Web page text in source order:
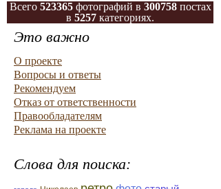
Всего 523365фотографий в 300758постах
в 5257 категориях.
Это важно
О проекте
Вопросы и ответы
Рекомендуем
Отказ от ответственности
Правообладателям
Реклама на проекте
Слова для поиска: